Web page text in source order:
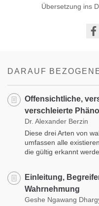
Übersetzung ins
DARAUF
Offensichtliche,
verschleierte
Dr. Alexander Berzin
Diese drei Arten von
umfassen alle
die gültig erkannt
Einleitung,
Wahrnehmung
Geshe Ngawang